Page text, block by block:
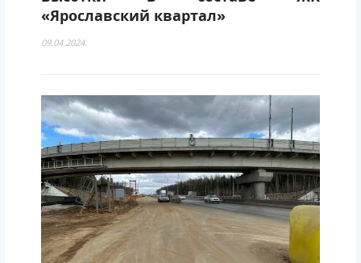
«Ярославский квартал»
09.04.2024.